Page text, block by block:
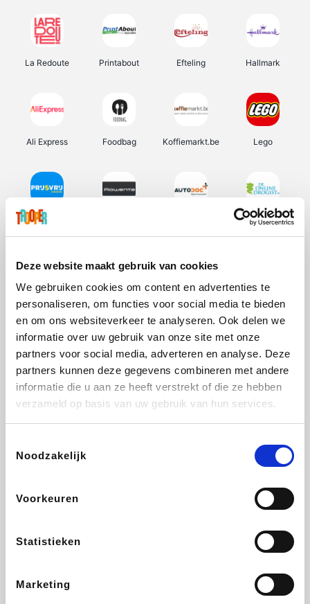
Deze website maakt gebruik van cookies
We gebruiken cookies om content en advertenties te
personaliseren, om functies voor social media te bieden
en om ons websiteverkeer te analyseren. Ook delen we
informatie over uw gebruik van onze site met onze
partners voor social media, adverteren en analyse. Deze
partners kunnen deze gegevens combineren met andere
informatie die u aan ze heeft verstrekt of die ze hebben
verzameld op basis van uw gebruik van hun services.
Noodzakelijk
Voorkeuren
Statistieken
Marketing
La Redoute Printabout Efteling Hallmark
Ali Express Foodbag Koffiemarkt.be Lego
Prijsvrij De Online Drogist
Vidaxl Lampenlicht.be Plopsa Adidas
All Accor
DectDirect
SupraBazar